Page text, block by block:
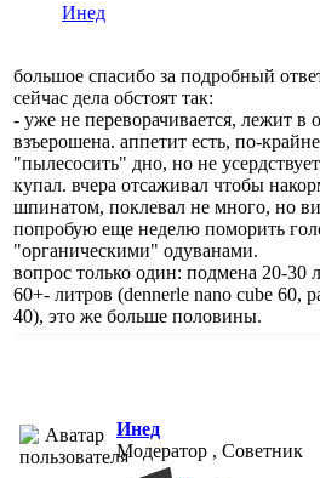
Инед
большое спасибо за подробный
сейчас дела обстоят так:
- уже не переворачивается, лежит в
взъерошена. аппетит есть, по-
"пылесосить" дно, но не
купал. вчера отсаживал чтобы
шпинатом, поклевал не много, но
попробую еще неделю поморить
"органическими" одуванами.
вопрос только один: подмена 20-30
60+- литров (dennerle nano cube 60,
40), это же больше половины.
Инед
Модератор , Советник